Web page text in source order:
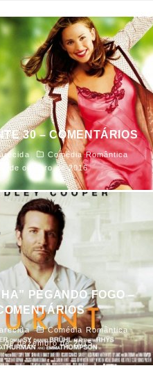
30 – COMENTÁRIOS
Comédia Romântica
12 de outubro de 2016
PEGANDO FOGO –
Comédia Romântica
de dezembro de 2015